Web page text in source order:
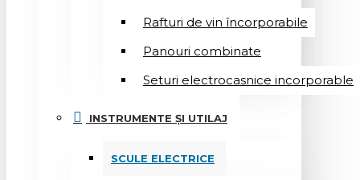
Rafturi de vin încorporabile
Panouri combinate
Seturi electrocasnice incorporable
INSTRUMENTE ȘI UTILAJ
SCULE ELECTRICE